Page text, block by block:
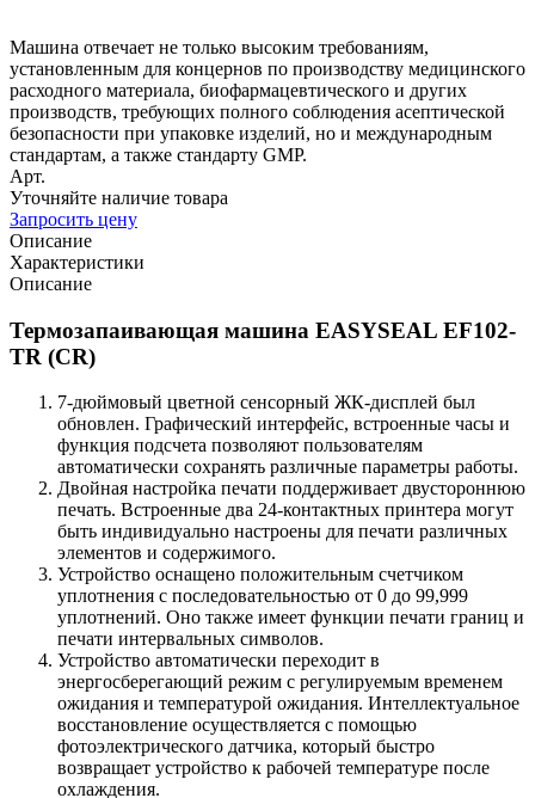
Машина отвечает не только высоким требованиям,
установленным для концернов по производству медицинского
расходного материала, биофармацевтического и других
производств, требующих полного соблюдения асептической
безопасности при упаковке изделий, но и международным
стандартам, а также стандарту GMP.
Арт.
Уточняйте наличие товара
Запросить цену
Описание
Характеристики
Описание
Термозапаивающая машина EASYSEAL EF102-
TR (CR)
7-дюймовый цветной сенсорный ЖК-дисплей был
обновлен. Графический интерфейс, встроенные часы и
функция подсчета позволяют пользователям
автоматически сохранять различные параметры работы.
Двойная настройка печати поддерживает двустороннюю
печать. Встроенные два 24-контактных принтера могут
быть индивидуально настроены для печати различных
элементов и содержимого.
Устройство оснащено положительным счетчиком
уплотнения с последовательностью от 0 до 99,999
уплотнений. Оно также имеет функции печати границ и
печати интервальных символов.
Устройство автоматически переходит в
энергосберегающий режим с регулируемым временем
ожидания и температурой ожидания. Интеллектуальное
восстановление осуществляется с помощью
фотоэлектрического датчика, который быстро
возвращает устройство к рабочей температуре после
охлаждения.